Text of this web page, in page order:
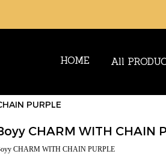
HOME All
PURPLE
CHARM WITH CHAIN
CHARM WITH CHAIN PURPLE